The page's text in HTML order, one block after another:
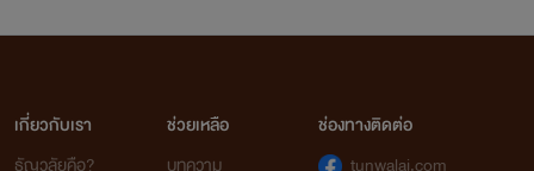
เกี่ยวกับเรา
ธัญวลัยคือ?
ช่วยเหลือ
บทความ
ช่องทางติดต่อ
tunwalai.com